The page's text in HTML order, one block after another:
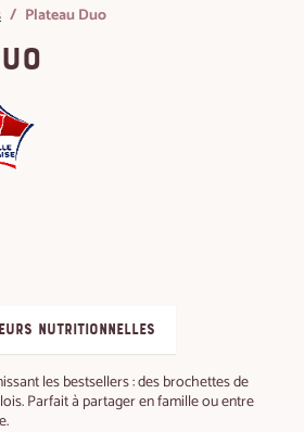
Plateau Duo
nutritionnelles
les bestsellers : des brochettes de
Parfait à partager en famille ou entre